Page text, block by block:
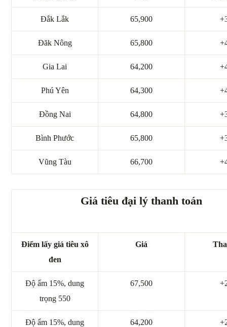
Đắk Lắk 65,900
Đăk Nông 65,800
Gia Lai 64,200
Phú Yên 64,300
Đồng Nai 64,800
Bình Phước 65,800
Vũng Tàu 66,700
Giá tiêu đại lý thanh toán
Điểm lấy giá tiêu xô
đen
Giá
Độ ẩm 15%, dung
trọng 550
67,500
Độ ẩm 15%, dung
64,200